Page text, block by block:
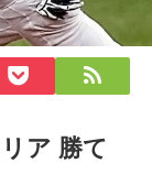
ア 勝て